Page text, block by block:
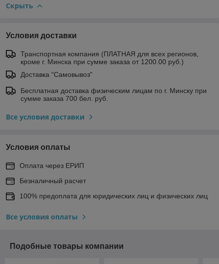
Скрыть
Условия доставки
Транспортная компания (ПЛАТНАЯ для всех регионов,
кроме г. Минска при сумме заказа от 1200.00 руб.)
Доставка "Самовывоз"
Бесплатная доставка физическим лицам по г. Минску при
сумме заказа 700 бел. руб.
Все условия доставки
Условия оплаты
Оплата через ЕРИП
Безналичный расчет
100% предоплата для юридических лиц и физических лиц
Все условия оплаты
Подобные товары компании